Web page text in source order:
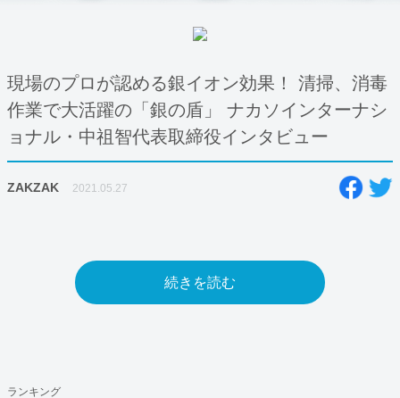
現場のプロが認める銀イオン効果！ 清掃、消毒
作業で大活躍の「銀の盾」 ナカソインターナシ
ョナル・中祖智代表取締役インタビュー
ZAKZAK 2021.05.27
続きを読む
ランキング